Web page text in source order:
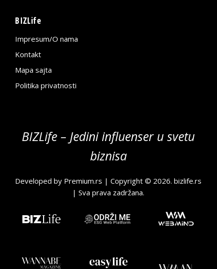
BIZLife
Impresum/O nama
Kontakt
Mapa sajta
Politika privatnosti
BIZLife – Jedini influenser u svetu
biznisa
Developed by Premium.rs | Copyright © 2026.bizlife.rs
| Sva prava zadržana.